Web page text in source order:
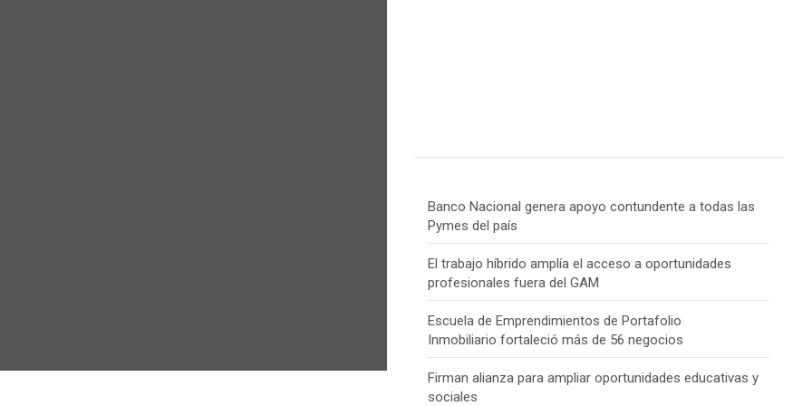
Banco Nacional genera apoyo contundente a todas las
Pymes del país
El trabajo híbrido amplía el acceso a oportunidades
profesionales fuera del GAM
Escuela de Emprendimientos de Portafolio
Inmobiliario fortaleció más de 56 negocios
Firman alianza para ampliar oportunidades educativas y
sociales